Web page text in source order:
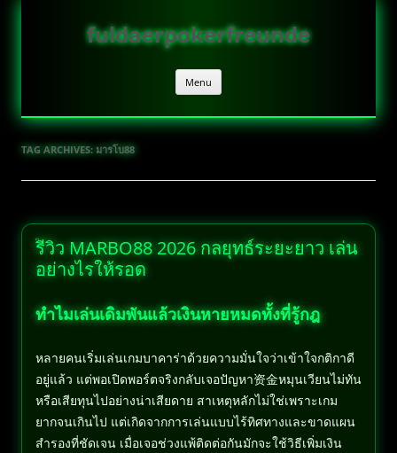
Skip
fuldaerpokerfreunde
Menu
TAG ARCHIVES: มารโบ88
รีวิว MARBO88 2026 กลยุทธ์ระยะยาว เล่น
อย่างไรให้รอด
ทำไมเล่นเดิมพันแล้วเงินหายหมดทั้งที่รู้กฎ
หลายคนเริ่มเล่นเกมบาคาร่าด้วยความมั่นใจว่าเข้าใจกติกาดี
อยู่แล้ว แต่พอเปิดพอร์ตจริงกลับเจอปัญหา资金หมุนเวียนไม่ทัน
หรือเสียทุนไปอย่างน่าเสียดาย สาเหตุหลักไม่ใช่เพราะเกม
ยากจนเกินไป แต่เกิดจากการเล่นแบบไร้ทิศทางและขาดแผน
สำรองที่ชัดเจน เมื่อเจอช่วงแพ้ติดต่อกันมักจะใช้วิธีเพิ่มเงิน